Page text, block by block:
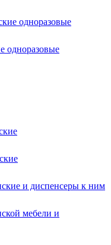
одноразовые
одноразовые
и диспенсеры к ним
мебели и